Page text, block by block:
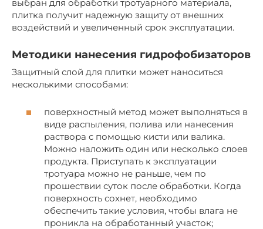
выбран для обработки тротуарного материала,
плитка получит надежную защиту от внешних
воздействий и увеличенный срок эксплуатации.
Методики нанесения гидрофобизаторов
Защитный слой для плитки может наноситься
несколькими способами:
поверхностный метод может выполняться в
виде распыления, полива или нанесения
раствора с помощью кисти или валика.
Можно наложить один или несколько слоев
продукта. Приступать к эксплуатации
тротуара можно не раньше, чем по
прошествии суток после обработки. Когда
поверхность сохнет, необходимо
обеспечить такие условия, чтобы влага не
проникла на обработанный участок;